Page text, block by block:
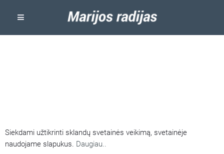
Siekdami užtikrinti sklandų svetainės veikimą, svetainėje
naudojame slapukus. Daugiau..